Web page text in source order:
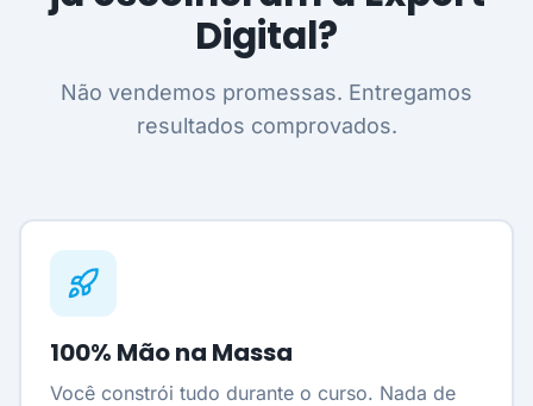
Digital?
Não vendemos promessas. Entregamos
resultados comprovados.
100% Mão na Massa
Você constrói tudo durante o curso. Nada de